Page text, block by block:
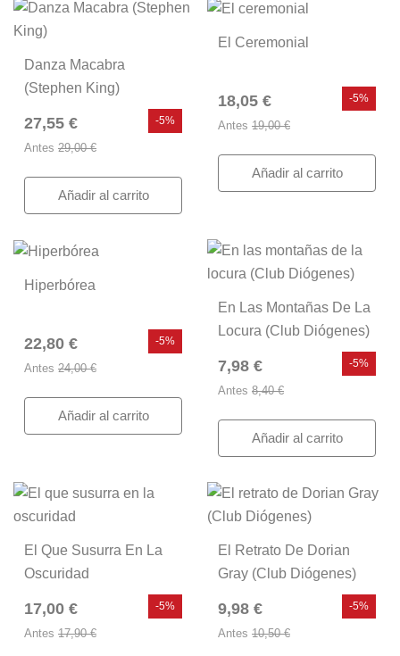
Danza Macabra
(Stephen King)
27,55 €
Antes 29,00 €
-5%
Añadir al carrito
El Ceremonial
18,05 €
Antes 19,00 €
-5%
Añadir al carrito
Hiperbórea
22,80 €
Antes 24,00 €
-5%
Añadir al carrito
En Las Montañas De La
Locura (Club Diógenes)
7,98 €
Antes 8,40 €
-5%
Añadir al carrito
El Que Susurra En La
Oscuridad
17,00 €
Antes 17,90 €
-5%
El Retrato De Dorian
Gray (Club Diógenes)
9,98 €
Antes 10,50 €
-5%